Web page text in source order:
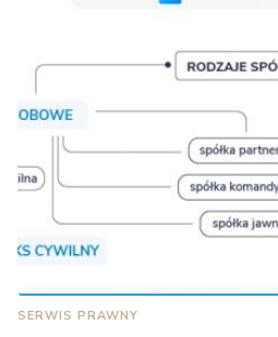
SERWIS PRAWNY